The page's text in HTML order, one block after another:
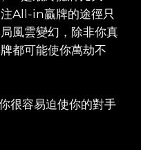
All-in贏牌的途徑只
風雲變幻，除非你真
都可能使你萬劫不
很容易迫使你的對手